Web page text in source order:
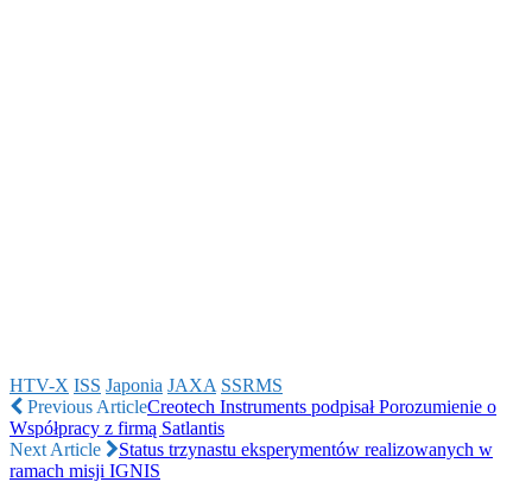
HTV-X ISS Japonia JAXA SSRMS
Previous ArticleCreotech Instruments podpisał Porozumienie o
Współpracy z firmą Satlantis
Next Article
Status trzynastu eksperymentów realizowanych w
ramach misji IGNIS